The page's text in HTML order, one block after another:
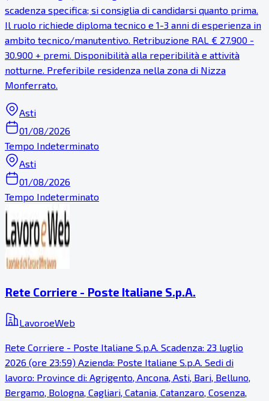
scadenza specifica; si consiglia di candidarsi quanto prima.
Il ruolo richiede diploma tecnico e 1-3 anni di esperienza in
ambito tecnico/manutentivo. Retribuzione RAL € 27.900 -
30.900 + premi. Disponibilità alla reperibilità e attività
notturne. Preferibile residenza nella zona di Nizza
Monferrato.
Asti
01/08/2026
Tempo Indeterminato
Asti
01/08/2026
Tempo Indeterminato
Rete Corriere - Poste Italiane S.p.A.
LavoroeWeb
Rete Corriere - Poste Italiane S.p.A. Scadenza: 23 luglio
2026 (ore 23:59) Azienda: Poste Italiane S.p.A. Sedi di
lavoro: Province di: Agrigento, Ancona, Asti, Bari, Belluno,
Bergamo, Bologna, Cagliari, Catania, Catanzaro, Cosenza,